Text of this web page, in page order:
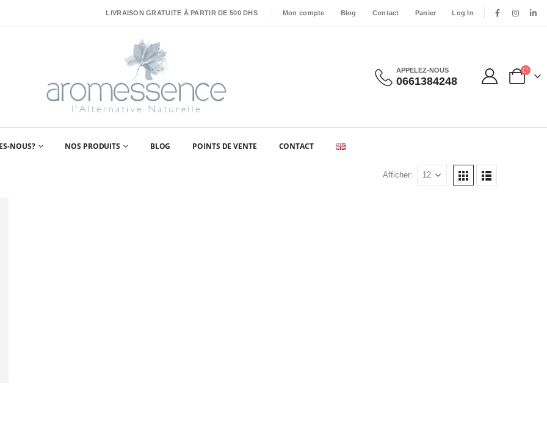
LIVRAISON GRATUITE À PARTIR DE 500 DHS Mon compte Blog Contact Panier Log In
APPELEZ-NOUS
0661384248
NOUS? NOS PRODUITS BLOG POINTS DE VENTE CONTACT
Afficher: